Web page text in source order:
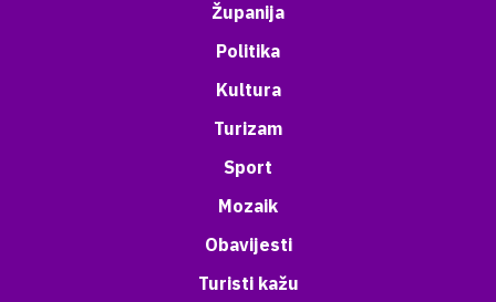
Županija
Politika
Kultura
Turizam
Sport
Mozaik
Obavijesti
Turisti kažu